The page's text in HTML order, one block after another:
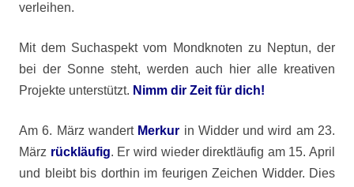
verleihen.
Mit dem Suchaspekt vom Mondknoten zu Neptun, der
bei der Sonne steht, werden auch hier alle kreativen
Projekte unterstützt. Nimm dir Zeit für dich!
Am 6. März wandert Merkur in Widder und wird am 23.
März rückläufig. Er wird wieder direktläufig am 15. April
und bleibt bis dorthin im feurigen Zeichen Widder. Dies